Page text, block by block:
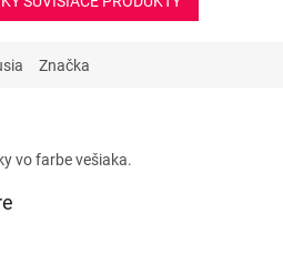
Značka
vo farbe vešiaka.